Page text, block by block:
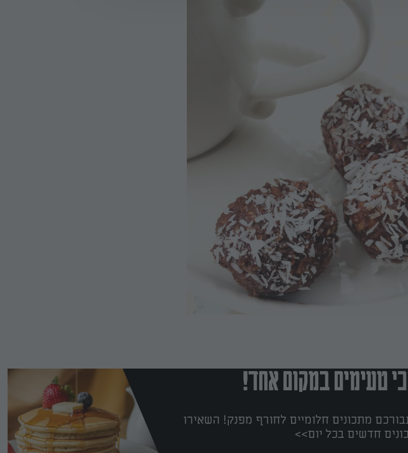
טעימים במקום אחד!
מתכונים חלומיים לחורף מפנק! השאירו
חדשים בכל יום>>